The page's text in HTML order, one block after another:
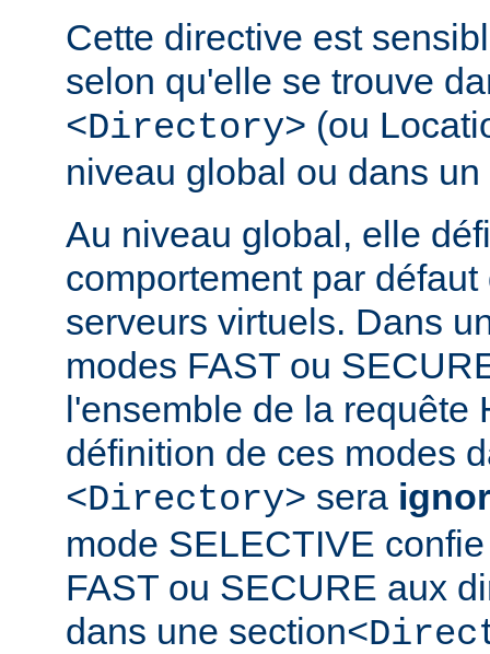
Cette directive est
selon qu'elle se trouve
<Directory> (ou
niveau global ou dans un
Au niveau global, elle
comportement par
serveurs virtuels. Dans
modes FAST ou
l'ensemble de la requête
définition de ces modes
<Directory> sera
mode SELECTIVE
FAST ou SECURE aux
dans une section